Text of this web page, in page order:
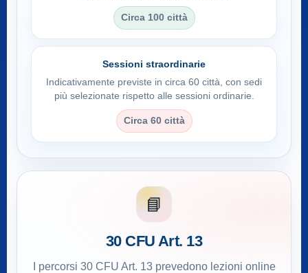
Circa 100 città
Sessioni straordinarie
Indicativamente previste in circa 60 città, con sedi
più selezionate rispetto alle sessioni ordinarie.
Circa 60 città
📘
30 CFU Art. 13
I percorsi 30 CFU Art. 13 prevedono lezioni online